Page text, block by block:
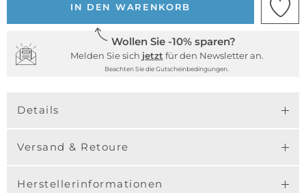
IN DEN WARENKORB
Wollen Sie -10% sparen?
Melden Sie sich jetzt für den Newsletter an.
Beachten Sie die Gutscheinbedingungen.
Details
Versand & Retoure
Herstellerinformationen